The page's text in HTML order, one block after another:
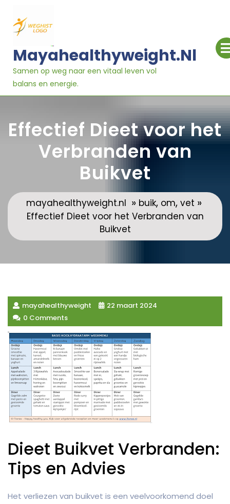
naar
inhoud
Mayahealthyweight.nl
Samen op weg naar een vitaal leven vol
balans en energie.
Effectief Dieet voor het
Verbranden van
Buikvet
mayahealthyweight.nl » buik, om, vet »
Effectief Dieet voor het Verbranden van
Buikvet
mayahealthyweight
22 maart 2024
0 Comments
Dieet Buikvet Verbranden:
Tips en Advies
Het verliezen van buikvet is een veelvoorkomend doel